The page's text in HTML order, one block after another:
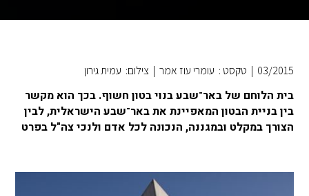
03/2015
| טקסט : עומרי עוז אמר | צילום: עמית גירון
בית הלוחם של באר־שבע בנוי בטון חשוף. בכך הוא מקשר
בין בניית הבטון המאפיינת את באר־שבע הישראלית, לבין
הצורך במקלט ובמגננה, הנכונה לכל אדם ולנכי צה"ל בפרט